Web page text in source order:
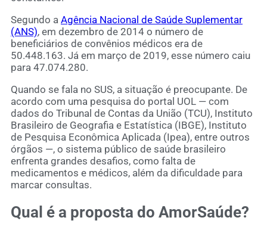
Segundo a Agência Nacional de Saúde Suplementar
(ANS), em dezembro de 2014 o número de
beneficiários de convênios médicos era de
50.448.163. Já em março de 2019, esse número caiu
para 47.074.280.
Quando se fala no SUS, a situação é preocupante. De
acordo com uma pesquisa do portal UOL — com
dados do Tribunal de Contas da União (TCU), Instituto
Brasileiro de Geografia e Estatística (IBGE), Instituto
de Pesquisa Econômica Aplicada (Ipea), entre outros
órgãos —, o sistema público de saúde brasileiro
enfrenta grandes desafios, como falta de
medicamentos e médicos, além da dificuldade para
marcar consultas.
Qual é a proposta do AmorSaúde?